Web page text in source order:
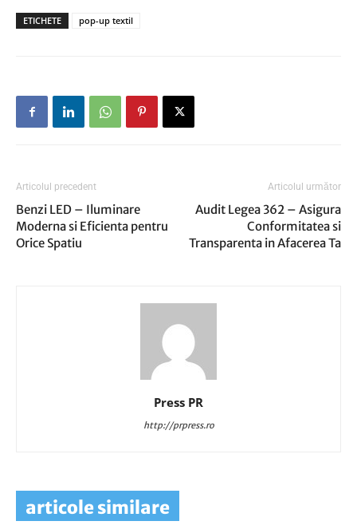
ETICHETE pop-up textil
Articolul precedent
Benzi LED – Iluminare
Moderna si Eficienta pentru
Orice Spatiu
Articolul următor
Audit Legea 362 – Asigura
Conformitatea si
Transparenta in Afacerea Ta
Press PR
http://prpress.ro
articole similare